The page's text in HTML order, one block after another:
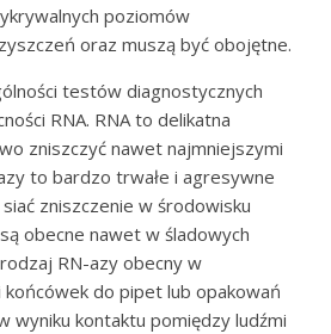
poziomów
oraz muszą być obojętne.
testów diagnostycznych
RNA. RNA to delikatna
zniszczyć nawet najmniejszymi
to bardzo trwałe i agresywne
zniszczenie w środowisku
obecne nawet w śladowych
rodzaj RN-azy obecny w
do pipet lub opakowań
wyniku kontaktu pomiędzy ludźmi